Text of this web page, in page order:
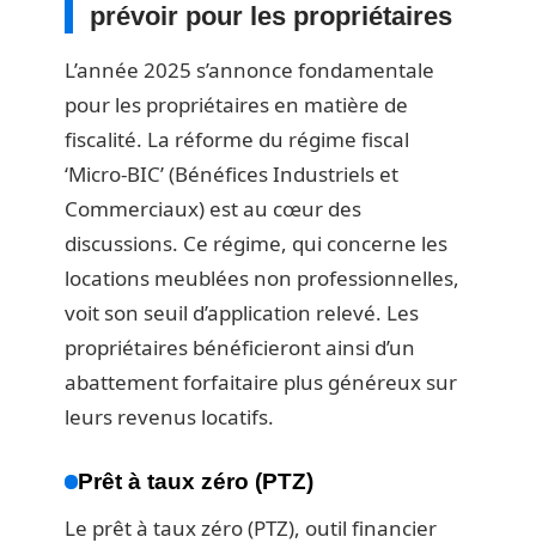
prévoir pour les propriétaires
L’année 2025 s’annonce fondamentale
pour les propriétaires en matière de
fiscalité. La réforme du régime fiscal
‘Micro-BIC’ (Bénéfices Industriels et
Commerciaux) est au cœur des
discussions. Ce régime, qui concerne les
locations meublées non professionnelles,
voit son seuil d’application relevé. Les
propriétaires bénéficieront ainsi d’un
abattement forfaitaire plus généreux sur
leurs revenus locatifs.
Prêt à taux zéro (PTZ)
Le prêt à taux zéro (PTZ), outil financier